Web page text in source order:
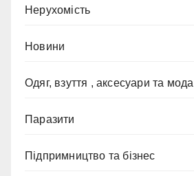
Нерухомість
Новини
Одяг, взуття , аксесуари та мода
Паразити
Підпримництво та бізнес